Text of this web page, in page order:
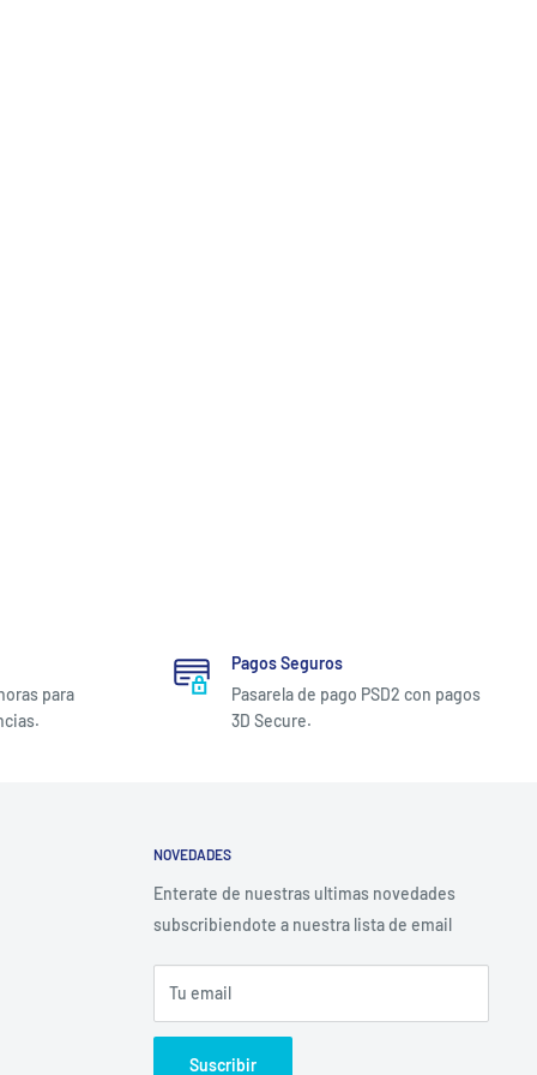
para
Pagos Seguros
Pasarela de pago PSD2 con pagos
3D Secure.
NOVEDADES
Enterate de nuestras ultimas novedades
subscribiendote a nuestra lista de email
Tu email
Suscribir